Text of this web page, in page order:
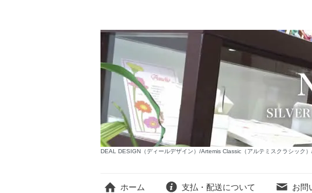
DEAL DESIGN（ディールデザイン）/Artemis Classic（アルテミスクラシック
ホーム 支払・配送について お問